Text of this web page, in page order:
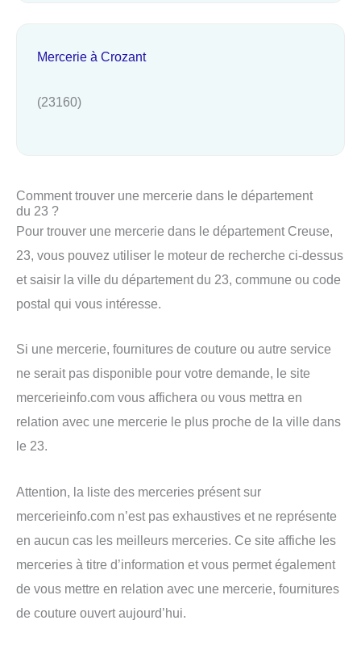
Mercerie à Crozant
(23160)
Comment trouver une mercerie dans le département
du 23 ?
Pour trouver une mercerie dans le département Creuse,
23, vous pouvez utiliser le moteur de recherche ci-dessus
et saisir la ville du département du 23, commune ou code
postal qui vous intéresse.
Si une mercerie, fournitures de couture ou autre service
ne serait pas disponible pour votre demande, le site
mercerieinfo.com vous affichera ou vous mettra en
relation avec une mercerie le plus proche de la ville dans
le 23.
Attention, la liste des merceries présent sur
mercerieinfo.com n’est pas exhaustives et ne représente
en aucun cas les meilleurs merceries. Ce site affiche les
merceries à titre d’information et vous permet également
de vous mettre en relation avec une mercerie, fournitures
de couture ouvert aujourd’hui.